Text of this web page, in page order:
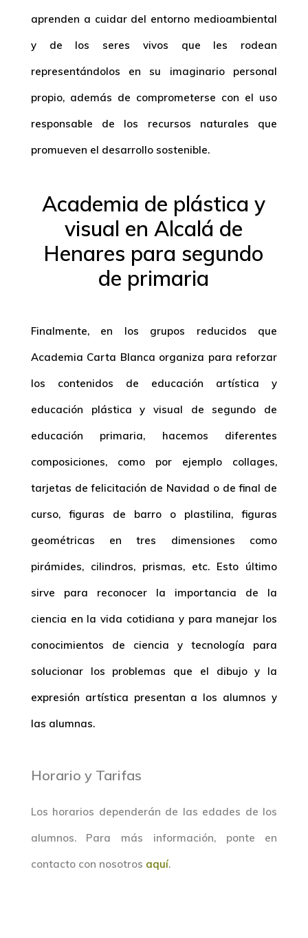
aprenden a cuidar del entorno medioambiental
y de los seres vivos que les rodean
representándolos en su imaginario personal
propio, además de comprometerse con el uso
responsable de los recursos naturales que
promueven el desarrollo sostenible.
Academia de plástica y
visual en Alcalá de
Henares para segundo
de primaria
Finalmente, en los grupos reducidos que
Academia Carta Blanca organiza para reforzar
los contenidos de educación artística y
educación plástica y visual de segundo de
educación primaria, hacemos diferentes
composiciones, como por ejemplo collages,
tarjetas de felicitación de Navidad o de final de
curso, figuras de barro o plastilina, figuras
geométricas en tres dimensiones como
pirámides, cilindros, prismas, etc. Esto último
sirve para reconocer la importancia de la
ciencia en la vida cotidiana y para manejar los
conocimientos de ciencia y tecnología para
solucionar los problemas que el dibujo y la
expresión artística presentan a los alumnos y
las alumnas.
Horario y Tarifas
Los horarios dependerán de las edades de los
alumnos. Para más información, ponte en
contacto con nosotros aquí.